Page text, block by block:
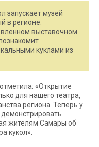
запускает музей
в регионе.
выставочном
куклами из
«Открытие
для нашего театра,
региона. Теперь у
жителям Самары об
кукол».